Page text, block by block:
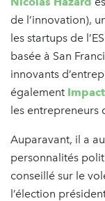
de l’innovation),
les startups de
basée à San
innovants
également
les entrepreneurs
Auparavant, il a
personnalités
conseillé sur le
l’élection